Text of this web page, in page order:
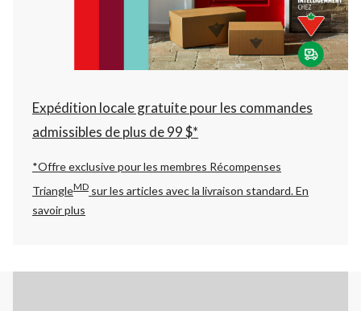
à
22:00
cliquer
pour
changer
Expédition locale gratuite pour les commandes
admissibles de plus de 99 $*
*Offre exclusive pour les membres Récompenses
TriangleMD sur les articles avec la livraison standard.En
savoir plus